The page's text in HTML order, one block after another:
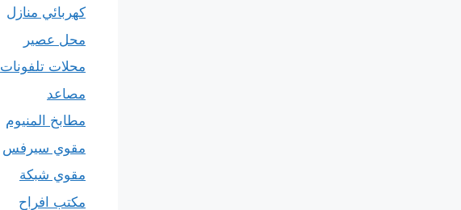
كهربائي منازل
محل عصير
محلات تلفونات
مصاعد
مطابخ المنيوم
مقوي سيرفس
مقوي شبكة
مكتب افراح